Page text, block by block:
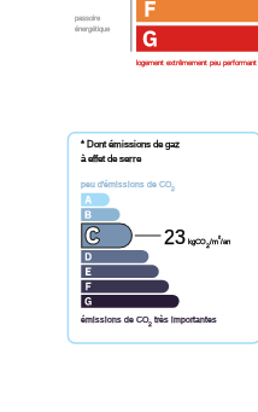
passoire
énergétique
logement extrêmement peu performant
* Dont émissions de gaz
à effet de serre
peu d'émissions de CO2
émissions de CO2très importantes
23 kgCO2/m²/an